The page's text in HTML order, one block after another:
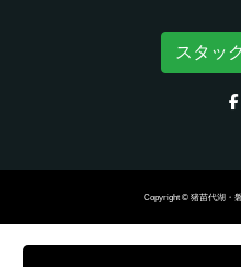
スタッ
Copyright © 猪苗代湖・